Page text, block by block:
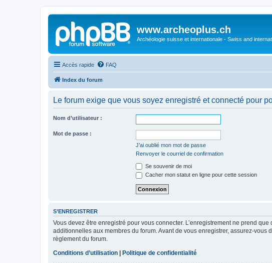
www.archeoplus.ch
Archéologie suisse et internationale - Swiss and
Accès rapide FAQ
Index du forum
Le forum exige que vous soyez enregistré et connecté pour
Nom d’utilisateur :
Mot de passe :
J’ai oublié mon mot de passe
Renvoyer le courriel de confirmation
Se souvenir de moi
Cacher mon statut en ligne pour cette session
S’ENREGISTRER
Vous devez être enregistré pour vous connecter. L’enregistrement ne prend
additionnelles aux membres du forum. Avant de vous enregistrer, assurez-
règlement du forum.
Conditions d’utilisation
Politique de confidentialité